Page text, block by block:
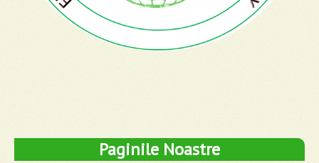
Paginile Noastre